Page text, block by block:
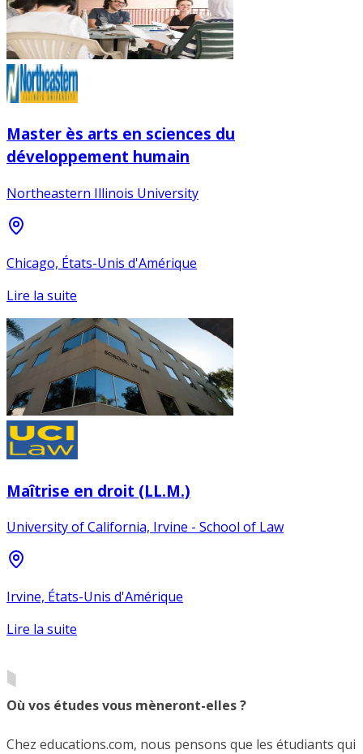
Master ès arts en sciences du
développement humain
Northeastern Illinois University
Chicago, États-Unis d'Amérique
Lire la suite
Maîtrise en droit (LL.M.)
University of California, Irvine - School of Law
Irvine, États-Unis d'Amérique
Lire la suite
Où vos études vous mèneront-elles ?
Chez educations.com, nous pensons que les étudiants qui